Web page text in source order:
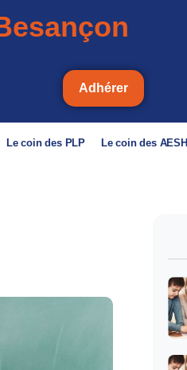
Adhérer
Le coin des PLP Le coin des AESH